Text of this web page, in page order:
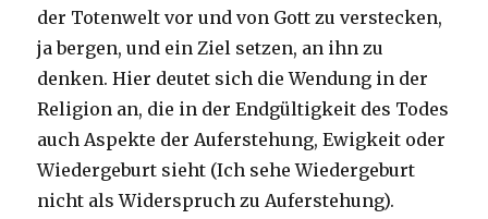
der Totenwelt vor und von Gott zu verstecken,
ja bergen, und ein Ziel setzen, an ihn zu
denken. Hier deutet sich die Wendung in der
Religion an, die in der Endgültigkeit des Todes
auch Aspekte der Auferstehung, Ewigkeit oder
Wiedergeburt sieht (Ich sehe Wiedergeburt
nicht als Widerspruch zu Auferstehung).